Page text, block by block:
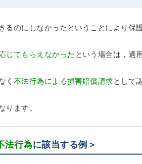
るのにしなかったということにより保
じてもらえなかった という場合は，適
く 不法行為による損害賠償請求として
ります。
法行為に該当する例＞